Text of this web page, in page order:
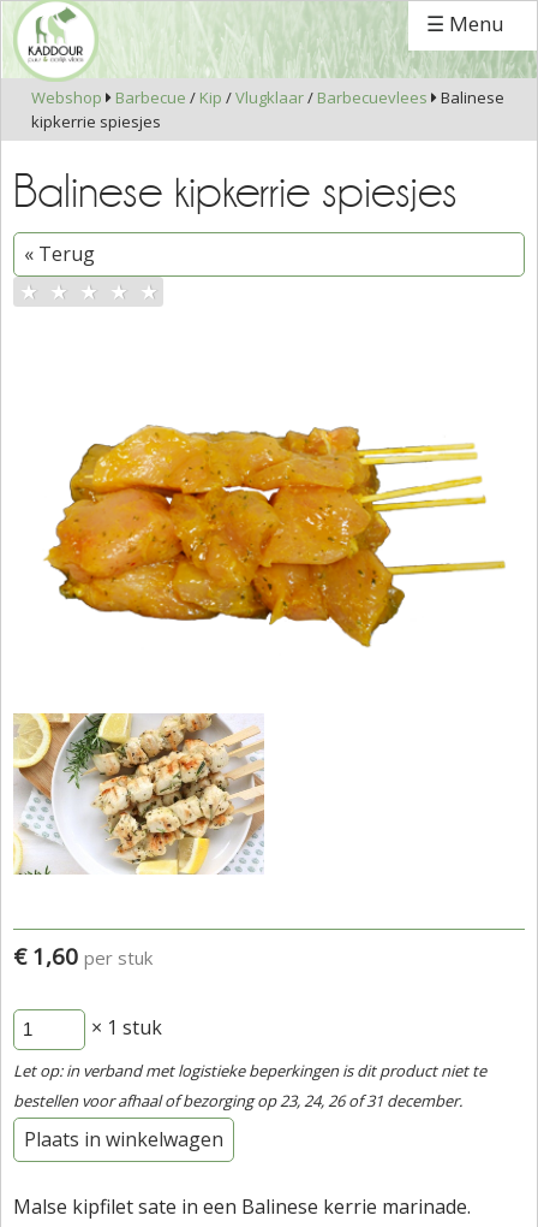
☰ Menu
Webshop  Barbecue / Kip /Vlugklaar/ Barbecuevlees  Balinese
kipkerrie spiesjes
Balinese kipkerrie spiesjes
« Terug
★ ★ ★ ★ ★
€ 1,60 per stuk
× 1 stuk
Let op: in verband met logistieke beperkingen is dit product niet te
bestellen voor afhaal of bezorging op 23, 24, 26 of 31 december.
Plaats in winkelwagen
Malse kipfilet sate in een Balinese kerrie marinade.